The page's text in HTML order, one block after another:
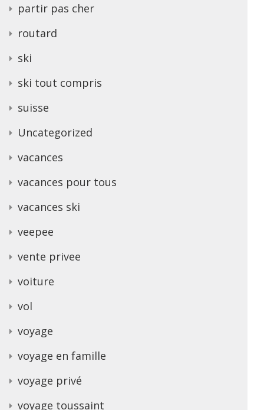
partir pas cher
routard
ski
ski tout compris
suisse
Uncategorized
vacances
vacances pour tous
vacances ski
veepee
vente privee
voiture
vol
voyage
voyage en famille
voyage privé
voyage toussaint